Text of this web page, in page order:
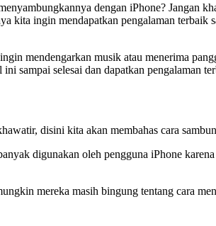
dengan iPhone? Jangan
kita ingin mendapatkan pengalaman
mendengarkan musik atau menerima
selesai dan dapatkan pengalaman
disini kita akan membahas cara
digunakan oleh pengguna iPhone
mereka masih bingung tentang cara